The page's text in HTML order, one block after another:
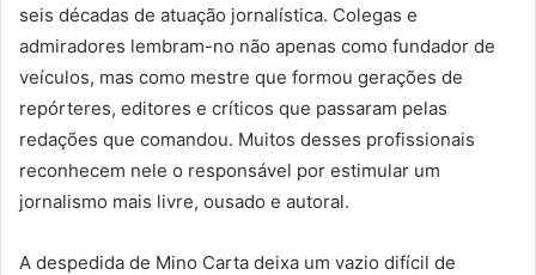
seis décadas de atuação jornalística. Colegas e
admiradores lembram-no não apenas como fundador de
veículos, mas como mestre que formou gerações de
repórteres, editores e críticos que passaram pelas
redações que comandou. Muitos desses profissionais
reconhecem nele o responsável por estimular um
jornalismo mais livre, ousado e autoral.
A despedida de Mino Carta deixa um vazio difícil de